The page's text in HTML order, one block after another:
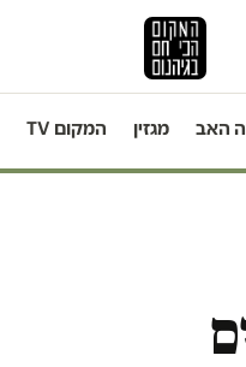
האב מגזין המקום TV